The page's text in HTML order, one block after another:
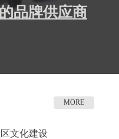
品牌供应商
MORE
文化建设